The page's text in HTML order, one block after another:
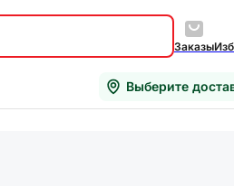
Заказы
Выберите